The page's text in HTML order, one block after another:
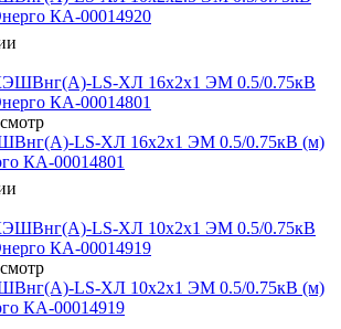
КА-00014920
LS-ХЛ 16х2х1 ЭМ 0.5/0.75кВ (м)
КА-00014801
LS-ХЛ 10х2х1 ЭМ 0.5/0.75кВ (м)
КА-00014919